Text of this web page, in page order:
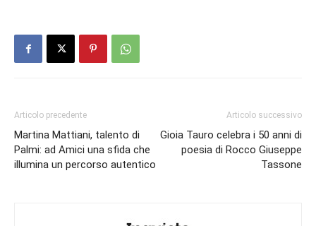
Articolo precedente
Martina Mattiani, talento di
Palmi: ad Amici una sfida che
illumina un percorso autentico
Articolo successivo
Gioia Tauro celebra i 50 anni di
poesia di Rocco Giuseppe
Tassone